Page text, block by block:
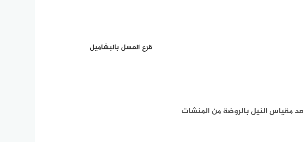
قرع العسل بالبشاميل
مقياس النيل بالروضة من المنشات